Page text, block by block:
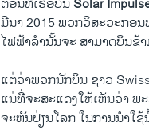
ຕອນ​ທີ່​ເຮືອບິນSolar
ມີນາ 2015 ພວກ​ວິສະວະກອ
ໄຟຟ້າລຳນັ້ນຈະ ສາມາດ​ບິນ​ຂ້
ແຕ່​ວ່າ​ພວກນັກ​ບິນ ຊາວ
ແນ່​ທີ່​ຈະ​ສະ​ແດງ​ໃຫ້​ເຫັນ​ວ່າ ພ
ຈະຫັນ​ປ່ຽນ​ໂລກ ​ໃນ​ການ​ນຳ​ໃ